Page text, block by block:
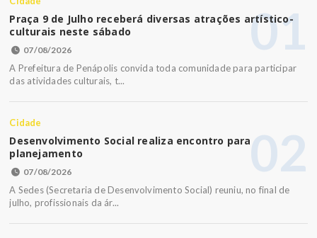
01
Praça 9 de Julho receberá diversas atrações artístico-
culturais neste sábado
07/08/2026
A Prefeitura de Penápolis convida toda comunidade para participar
das atividades culturais, t...
02
Cidade
Desenvolvimento Social realiza encontro para
planejamento
07/08/2026
A Sedes (Secretaria de Desenvolvimento Social) reuniu, no final de
julho, profissionais da ár...